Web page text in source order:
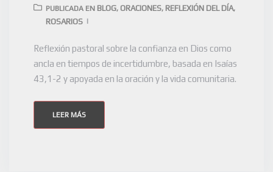
PUBLICADA EN BLOG, ORACIONES, REFLEXIÓN DEL DÍA,
ROSARIOS
Reflexión pastoral sobre la confianza en Dios como
ancla en tiempos de incertidumbre, basada en Isaías
43,1-2 y apoyada en la oración y la vida comunitaria.
LEER MÁS